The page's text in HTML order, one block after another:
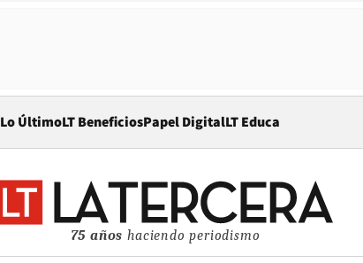
Lo ÚltimoLT BeneficiosPapel DigitalOpens in new window
LT Educa
75 años haciendo periodismo